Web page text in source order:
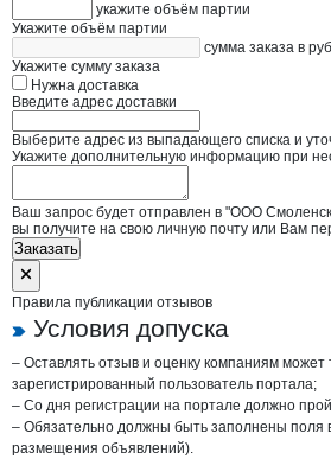
укажите объём партии
Укажите объём партии
сумма заказа в руб
Укажите сумму заказа
Нужна доставка
Введите адрес доставки
Выберите адрес из выпадающего списка и
Укажите дополнительную информацию при
Ваш запрос будет отправлен в "ООО
вы получите на свою личную почту или Вам
Заказать
Правила публикации отзывов
Условия допуска
– Оставлять отзыв и оценку компаниям может
зарегистрированный пользователь портала;
– Со дня регистрации на портале должно
– Обязательно должны быть заполнены поля
размещения объявлений).